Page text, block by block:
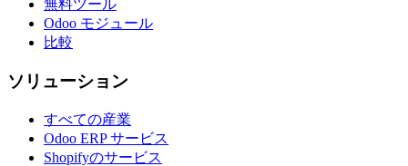
無料ツール
Odoo モジュール
比較
ソリューション
すべての産業
Odoo ERP サービス
Shopifyのサービス